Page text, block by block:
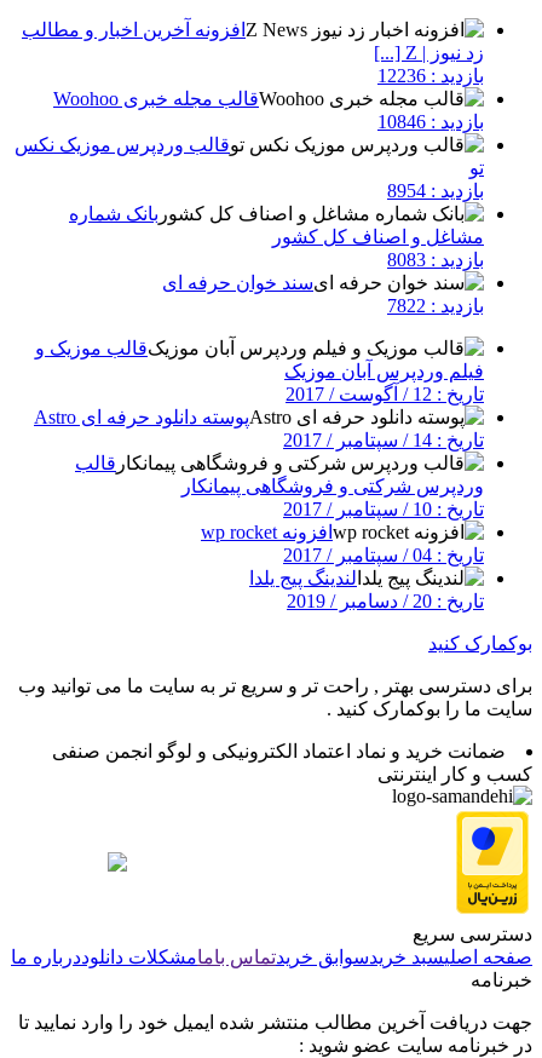
افزونه آخرین اخبار و مطالب
زد نیوز | Z [...]
بازدید : 12236
قالب مجله خبری Woohoo
بازدید : 10846
قالب وردپرس موزیک نکس
تو
بازدید : 8954
بانک شماره
مشاغل و اصناف کل کشور
بازدید : 8083
سند خوان حرفه ای
بازدید : 7822
قالب موزیک و
فیلم وردپرس آبان موزیک
تاریخ : 12 / آگوست / 2017
پوسته دانلود حرفه ای Astro
تاریخ : 14 / سپتامبر / 2017
قالب
وردپرس شرکتی و فروشگاهی پیمانکار
تاریخ : 10 / سپتامبر / 2017
افزونه wp rocket
تاریخ : 04 / سپتامبر / 2017
لندینگ پیج یلدا
تاریخ : 20 / دسامبر / 2019
بوکمارک کنید
برای دسترسی بهتر , راحت تر و سریع تر به سایت ما می توانید وب
سایت ما را بوکمارک کنید .
ضمانت خرید و نماد اعتماد الکترونیکی و لوگو انجمن صنفی
کسب و کار اینترنتی
دسترسی سریع
صفحه اصلیسبد خریدسوابق خریدتماس بامامشکلات دانلوددرباره ما
خبرنامه
جهت دریافت آخرین مطالب منتشر شده ایمیل خود را وارد نمایید تا
در خبرنامه سایت عضو شوید :